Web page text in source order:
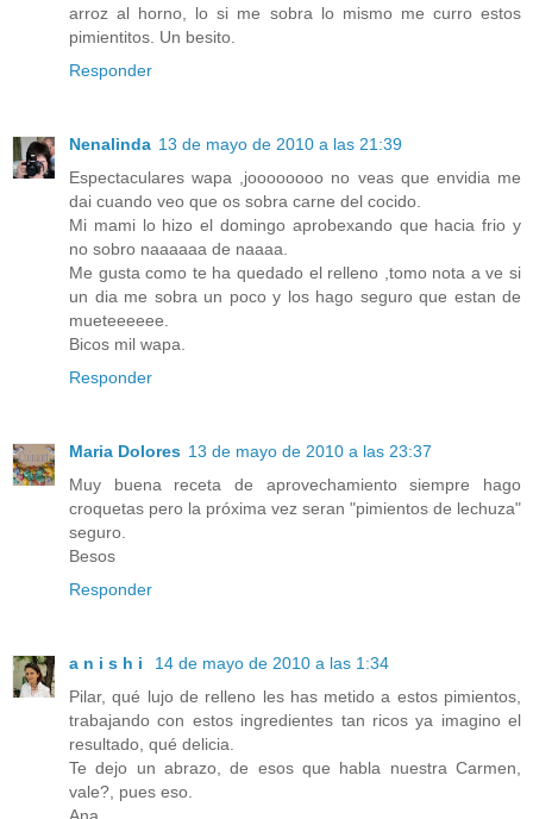
arroz al horno, lo si me sobra lo mismo me curro estos
pimientitos. Un besito.
Responder
Nenalinda 13 de mayo de 2010 a las 21:39
Espectaculares wapa ,joooooooo no veas que envidia me
dai cuando veo que os sobra carne del cocido.
Mi mami lo hizo el domingo aprobexando que hacia frio y
no sobro naaaaaa de naaaa.
Me gusta como te ha quedado el relleno ,tomo nota a ve si
un dia me sobra un poco y los hago seguro que estan de
mueteeeeee.
Bicos mil wapa.
Responder
Maria Dolores 13 de mayo de 2010 a las 23:37
Muy buena receta de aprovechamiento siempre hago
croquetas pero la próxima vez seran "pimientos de lechuza"
seguro.
Besos
Responder
a n i s h i
14 de mayo de 2010 a las 1:34
Pilar, qué lujo de relleno les has metido a estos pimientos,
trabajando con estos ingredientes tan ricos ya imagino el
resultado, qué delicia.
Te dejo un abrazo, de esos que habla nuestra Carmen,
vale?, pues eso.
Ana